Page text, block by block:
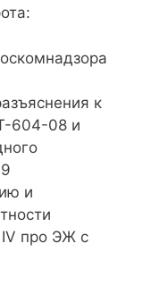
к
604-08 и
и
IV про ЭЖ с